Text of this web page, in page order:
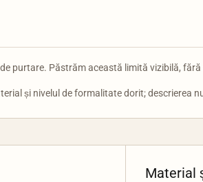
purtare. Păstrăm această limită vizibilă,
și nivelul de formalitate dorit; descrierea
Material